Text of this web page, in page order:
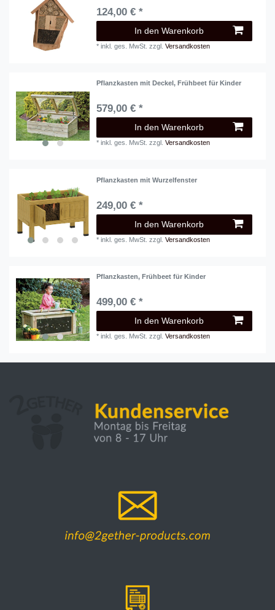
124,00 € *
In den Warenkorb
*inkl. ges. MwSt. zzgl.Versandkosten
Pflanzkasten mit Deckel, Frühbeet für Kinder
579,00 € *
In den Warenkorb
*inkl. ges. MwSt. zzgl.Versandkosten
Pflanzkasten mit Wurzelfenster
249,00 € *
In den Warenkorb
*inkl. ges. MwSt. zzgl.Versandkosten
Pflanzkasten, Frühbeet für Kinder
499,00 € *
In den Warenkorb
*inkl. ges. MwSt. zzgl.Versandkosten